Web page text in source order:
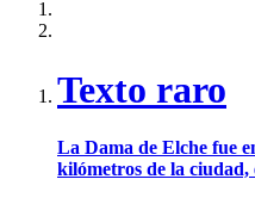
Texto raro
La Dama de Elche fue
kilómetros de la ciudad,